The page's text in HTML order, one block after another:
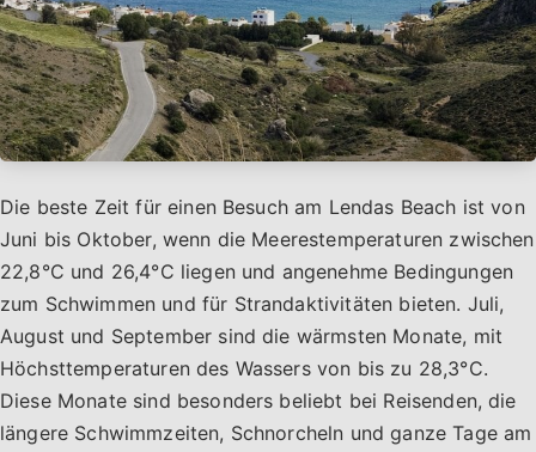
Die beste Zeit für einen Besuch am Lendas Beach ist von
Juni bis Oktober, wenn die Meerestemperaturen zwischen
22,8°C und 26,4°C liegen und angenehme Bedingungen
zum Schwimmen und für Strandaktivitäten bieten. Juli,
August und September sind die wärmsten Monate, mit
Höchsttemperaturen des Wassers von bis zu 28,3°C.
Diese Monate sind besonders beliebt bei Reisenden, die
längere Schwimmzeiten, Schnorcheln und ganze Tage am